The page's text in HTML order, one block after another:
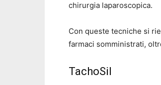
chirurgia laparoscopica.
Con queste tecniche si
farmaci somministrati,
TachoSil